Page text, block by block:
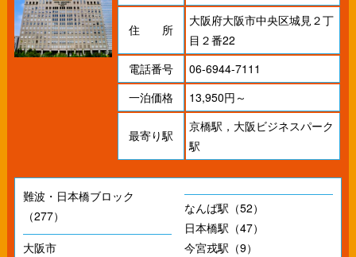
住 所
大阪府大阪市中央区城見２丁
目２番22
電話番号
06-6944-7111
一泊価格
13,950円～
最寄り駅
京橋駅，大阪ビジネスパーク
駅
難波・日本橋ブロック
（277）
大阪市
なんば駅（52）
日本橋駅（47）
今宮戎駅（9）